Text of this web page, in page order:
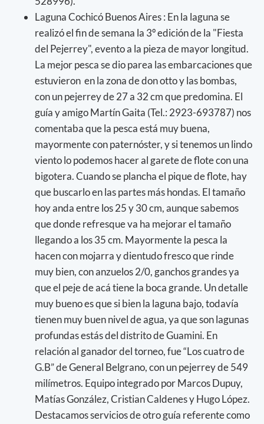
Laguna Cochicó Buenos Aires : En la laguna se
realizó el fin de semana la 3º edición de la "Fiesta
del Pejerrey", evento a la pieza de mayor longitud.
La mejor pesca se dio parea las embarcaciones que
estuvieron en la zona de don otto y las bombas,
con un pejerrey de 27 a 32 cm que predomina. El
guía y amigo Martín Gaita (Tel.: 2923-693787) nos
comentaba que la pesca está muy buena,
mayormente con paternóster, y si tenemos un lindo
viento lo podemos hacer al garete de flote con una
bigotera. Cuando se plancha el pique de flote, hay
que buscarlo en las partes más hondas. El tamaño
hoy anda entre los 25 y 30 cm, aunque sabemos
que donde refresque va ha mejorar el tamaño
llegando a los 35 cm. Mayormente la pesca la
hacen con mojarra y dientudo fresco que rinde
muy bien, con anzuelos 2/0, ganchos grandes ya
que el peje de acá tiene la boca grande. Un detalle
muy bueno es que si bien la laguna bajo, todavía
tienen muy buen nivel de agua, ya que son lagunas
profundas estás del distrito de Guamini. En
relación al ganador del torneo, fue “Los cuatro de
G.B” de General Belgrano, con un pejerrey de 549
milímetros. Equipo integrado por Marcos Dupuy,
Matías González, Cristian Caldenes y Hugo López.
Destacamos servicios de otro guía referente como